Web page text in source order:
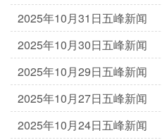
2025年10月31日五峰新闻
2025年10月30日五峰新闻
2025年10月29日五峰新闻
2025年10月27日五峰新闻
2025年10月24日五峰新闻